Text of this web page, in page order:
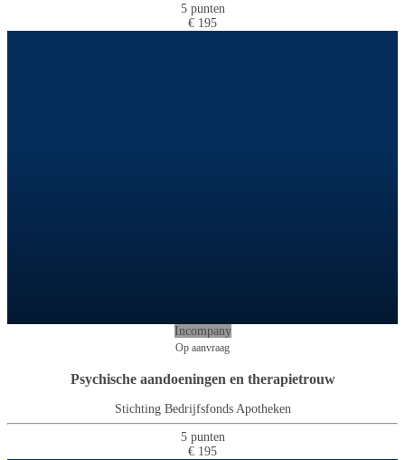
5 punten
€ 195
Incompany
Op aanvraag
Psychische aandoeningen en therapietrouw
Stichting Bedrijfsfonds Apotheken
5 punten
€ 195